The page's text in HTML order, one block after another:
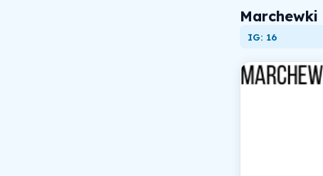
Marchewki
IG: 16